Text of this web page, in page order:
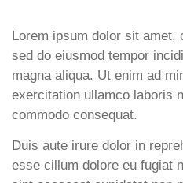
Lorem ipsum dolor sit amet,
sed do eiusmod tempor
magna aliqua. Ut enim ad
exercitation ullamco laboris
commodo consequat.
Duis aute irure dolor in
esse cillum dolore eu fugiat